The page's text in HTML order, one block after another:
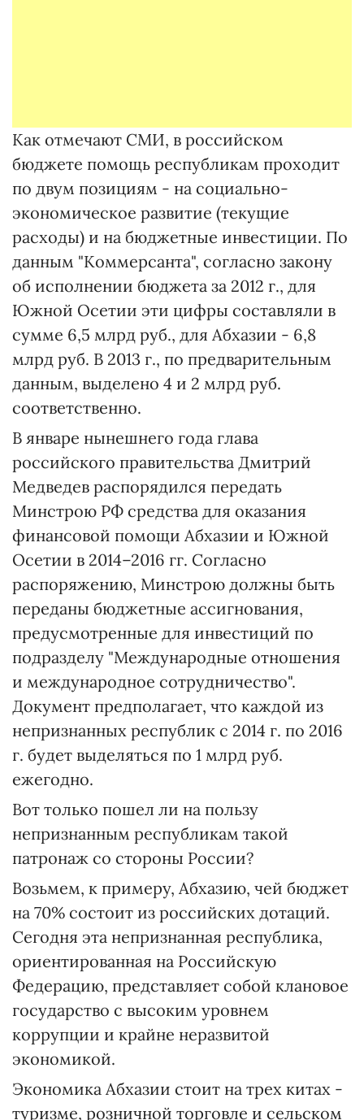
Как отмечают СМИ, в российском
бюджете помощь республикам проходит
по двум позициям - на социально-
экономическое развитие (текущие
расходы) и на бюджетные инвестиции. По
данным "Коммерсанта", согласно закону
об исполнении бюджета за 2012 г., для
Южной Осетии эти цифры составляли в
сумме 6,5 млрд руб., для Абхазии - 6,8
млрд руб. В 2013 г., по предварительным
данным, выделено 4 и 2 млрд руб.
соответственно.
В январе нынешнего года глава
российского правительства Дмитрий
Медведев распорядился передать
Минстрою РФ средства для оказания
финансовой помощи Абхазии и Южной
Осетии в 2014–2016 гг. Согласно
распоряжению, Минстрою должны быть
переданы бюджетные ассигнования,
предусмотренные для инвестиций по
подразделу "Международные отношения
и международное сотрудничество".
Документ предполагает, что каждой из
непризнанных республик с 2014 г. по 2016
г. будет выделяться по 1 млрд руб.
ежегодно.
Вот только пошел ли на пользу
непризнанным республикам такой
патронаж со стороны России?
Возьмем, к примеру, Абхазию, чей бюджет
на 70% состоит из российских дотаций.
Сегодня эта непризнанная республика,
ориентированная на Российскую
Федерацию, представляет собой клановое
государство с высоким уровнем
коррупции и крайне неразвитой
экономикой.
Экономика Абхазии стоит на трех китах -
туризме, розничной торговле и сельском